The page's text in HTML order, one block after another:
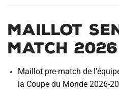
Maillot
Match
Maillot pre-match de
la Coupe du Monde 2026-